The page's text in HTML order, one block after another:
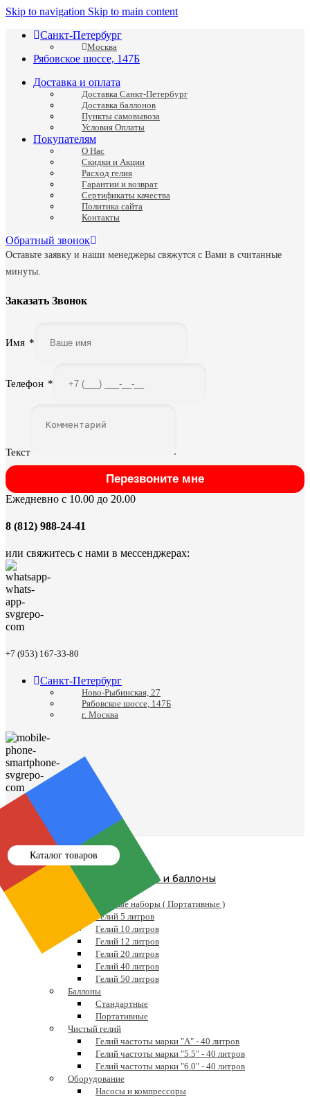
Skip to navigation Skip to main content
Санкт-Петербург
Москва
Рябовское шоссе, 147Б
Доставка и оплата
Доставка Санкт-Петербург
Доставка баллонов
Пункты самовывоза
Условия Оплаты
Покупателям
О Нас
Скидки и Акции
Расход гелия
Гарантии и возврат
Сертификаты качества
Политика сайта
Контакты
Обратный звонок
Оставьте заявку и наши менеджеры свяжутся с Вами в считанные
минуты.
Заказать Звонок
Имя *
Телефон *
Текст
Перезвоните мне
Ежедневно с 10.00 до 20.00
8 (812) 988-24-41
или свяжитесь с нами в мессенджерах:
+7 (953) 167-33-80
Санкт-Петербург
Ново-Рыбинская, 27
Рябовское шоссе, 147Б
г. Москва
8 (812) 988-24-41
Каталог товаров
Гелий и баллоны
Гелий
Готовые наборы ( Портативные )
Гелий 5 литров
Гелий 10 литров
Гелий 12 литров
Гелий 20 литров
Гелий 40 литров
Гелий 50 литров
Баллоны
Стандартные
Портативные
Чистый гелий
Гелий частоты марки "А" - 40 литров
Гелий частоты марки "5.5" - 40 литров
Гелий частоты марки "6.0" - 40 литров
Оборудование
Насосы и компрессоры